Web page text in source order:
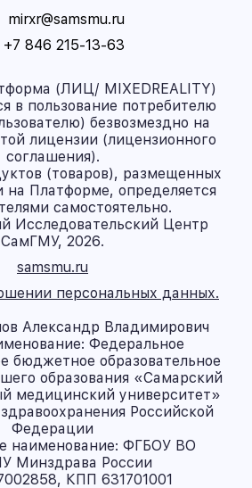
mirxr@samsmu.ru
+7 846 215-13-63
(ЛИЦ/ MIXEDREALITY)
в пользование потребителю
безвозмездно на
лицензии (лицензионного
соглашения).
(товаров), размещенных
на Платформе, определяется
самостоятельно.
Центр
СамГМУ, 2026.
samsmu.ru
персональных данных.
Александр Владимирович
Федеральное
бюджетное образовательное
образования «Самарский
медицинский университет»
Российской
Федерации
наименование: ФГБОУ ВО
Минздрава России
КПП 631701001